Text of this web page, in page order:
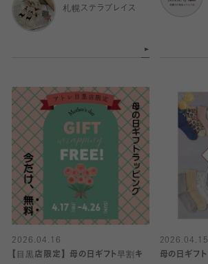
札幌ステラプレイス
2026.04.16
【目黒店限定】 母の日ギフト早割キ
2026.04.15
母の日ギフト